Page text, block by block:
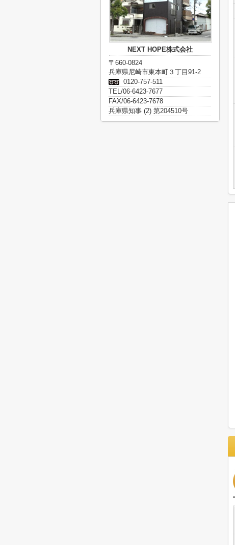
NEXT HOPE株式会社
〒660-0824
兵庫県尼崎市東本町３丁目91-2
0120-757-511
TEL/06-6423-7677
FAX/06-6423-7678
兵庫県知事 (2) 第204510号